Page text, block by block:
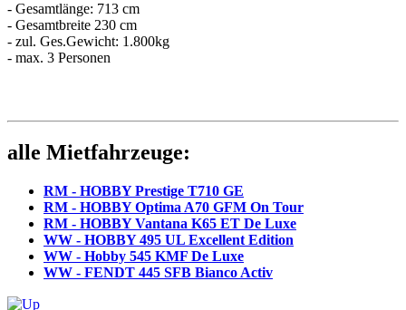
- Gesamtlänge: 713 cm
- Gesamtbreite 230 cm
- zul. Ges.Gewicht: 1.800kg
- max. 3 Personen
alle Mietfahrzeuge:
RM - HOBBY Prestige T710 GE
RM - HOBBY Optima A70 GFM On Tour
RM - HOBBY Vantana K65 ET De Luxe
WW - HOBBY 495 UL Excellent Edition
WW - Hobby 545 KMF De Luxe
WW - FENDT 445 SFB Bianco Activ